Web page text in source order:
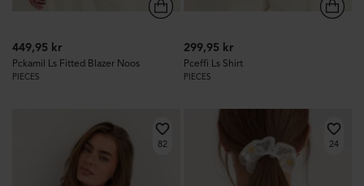
449,95 kr
Pckamil Ls Fitted Blazer Noos
PIECES
299,95 kr
Pceffi Ls Shirt
PIECES
82 24